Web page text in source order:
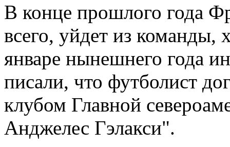
В конце прошлого года
всего, уйдет из команды,
январе нынешнего года
писали, что футболист
клубом Главной
Анджелес Гэлакси".